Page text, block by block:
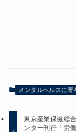
メンタルヘルスに寄
東京産業保健総
ンター刊行「労